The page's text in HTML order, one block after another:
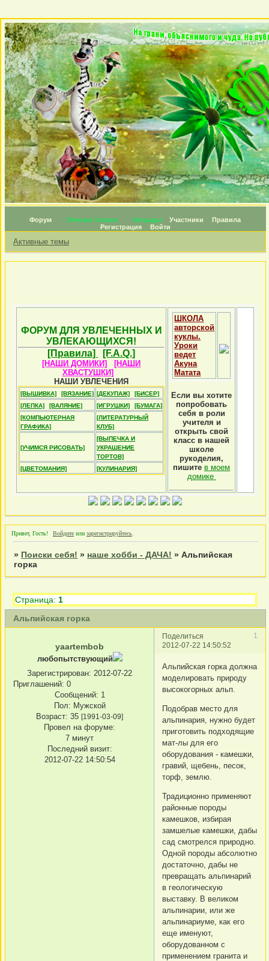
Форум Личные топики Награды Участники
Правила
Регистрация
Войти
Активные темы
ФОРУМ ДЛЯ УВЛЕЧЕННЫХ И
УВЛЕКАЮЩИХСЯ!
[Правила]
[F.A.Q.]
[НАШИ ДОМИКИ]
[НАШИ
ХВАСТУШКИ]
НАШИ УВЛЕЧЕНИЯ
[ВЫШИВКА] [ВЯЗАНИЕ] [ДЕКУПАЖ]
[БИСЕР]
[ЛЕПКА]
[ВАЛЯНИЕ] [ИГРУШКИ]
[БУМАГА]
[КОМПЬЮТЕРНАЯ
ГРАФИКА]
[ЛИТЕРАТУРНЫЙ
КЛУБ]
[УЧИМСЯ РИСОВАТЬ]
[ВЫПЕЧКА И
УКРАШЕНИЕ
ТОРТОВ]
[ЦВЕТОМАНИЯ]
[КУЛИНАРИЯ]
ШКОЛА
авторской
куклы.
Уроки
ведет
Акуна
Матата
Если вы хотите
попробовать
себя в роли
учителя и
открыть свой
класс в нашей
школе
рукоделия,
пишите в моем
домике
Привет, Гость! Войдите или зарегистрируйтесь
» Поиски себя! » наше хобби - ДАЧА! »Альпийская
горка
Альпийская горка
Страница: 1
Поделиться
1
2012-07-22 14:50:52
yaartembob
любопытствующий
Зарегистрирован: 2012-07-22
Приглашений: 0
Сообщений: 1
Пол: Мужской
Возраст: 35 [1991-03-09]
Провел на форуме:
7 минут
Последний визит:
2012-07-22 14:50:54
Альпийская горка должна
моделировать природу
высокогорных альп.
Подобрав место для
альпинария, нужно будет
приготовить подходящие
мат-лы для его
оборудования - камешки,
гравий, щебень, песок,
торф, землю.
Традиционно применяют
районные породы
камешков, избирая
замшелые камешки, дабы
сад смотрелся природно.
Одной породы абсолютно
достаточно, дабы не
превращать альпинарий
в геологическую
выставку. В великом
альпинарии, или же
альпинариуме, как его
еще именуют,
оборудованном с
применением гранита и